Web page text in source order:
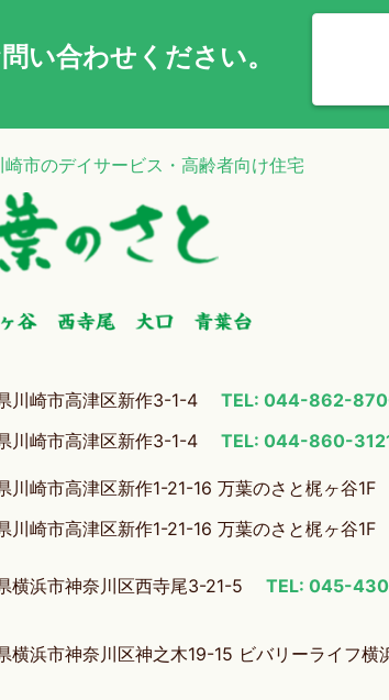
い合わせください。
市のデイサービス・高齢者向け住宅
川崎市高津区新作3-1-4
TEL: 044-862-
川崎市高津区新作3-1-4
TEL: 044-860-
川崎市高津区新作1-21-16 万葉のさと梶ヶ谷1F
川崎市高津区新作1-21-16 万葉のさと梶ヶ谷1F
横浜市神奈川区西寺尾3-21-5 TEL: 045-
横浜市神奈川区神之木19-15 ビバリーライフ横